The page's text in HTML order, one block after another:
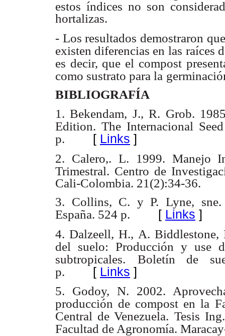
estos índices no son
hortalizas.
- Los resultados demostraron
existen diferencias en las raíces
es decir, que el compost
como sustrato para la
BIBLIOGRAFÍA
1. Bekendam, J., R. Grob.
Edition. The Internacional Seed
p. [ Links ]
2. Calero,. L. 1999. Manejo
Trimestral. Centro de
Cali-Colombia. 21(2):34-36.
3. Collins, C. y P. Lyne, sne.
España. 524 p. [ Links ]
4. Dalzeell, H., A.
del suelo: Producción y use
subtropicales.
Boletín de
p. [ Links ]
5. Godoy, N. 2002.
producción de compost en la
Central de Venezuela. Tesis
Facultad de Agronomía.